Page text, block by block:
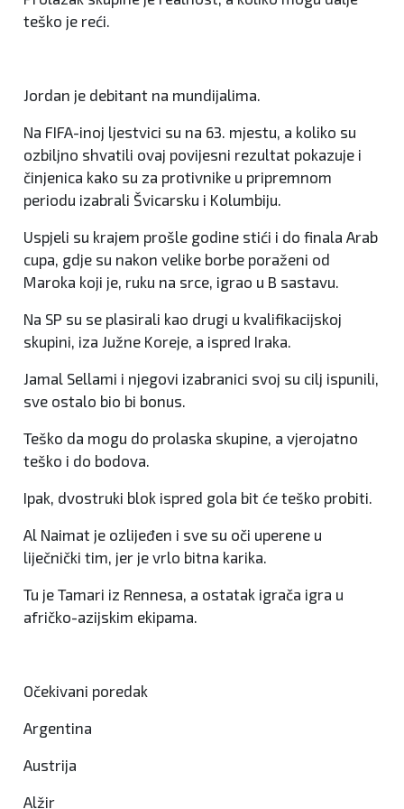
teško je reći.
Jordan je debitant na mundijalima.
Na FIFA-inoj ljestvici su na 63. mjestu, a koliko su
ozbiljno shvatili ovaj povijesni rezultat pokazuje i
činjenica kako su za protivnike u pripremnom
periodu izabrali Švicarsku i Kolumbiju.
Uspjeli su krajem prošle godine stići i do finala Arab
cupa, gdje su nakon velike borbe poraženi od
Maroka koji je, ruku na srce, igrao u B sastavu.
Na SP su se plasirali kao drugi u kvalifikacijskoj
skupini, iza Južne Koreje, a ispred Iraka.
Jamal Sellami i njegovi izabranici svoj su cilj ispunili,
sve ostalo bio bi bonus.
Teško da mogu do prolaska skupine, a vjerojatno
teško i do bodova.
Ipak, dvostruki blok ispred gola bit će teško probiti.
Al Naimat je ozlijeđen i sve su oči uperene u
liječnički tim, jer je vrlo bitna karika.
Tu je Tamari iz Rennesa, a ostatak igrača igra u
afričko-azijskim ekipama.
Očekivani poredak
Argentina
Austrija
Alžir